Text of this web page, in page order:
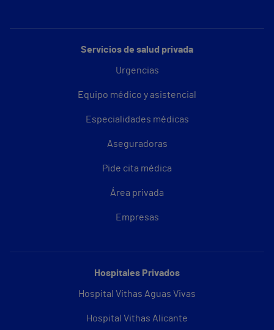
Servicios de salud privada
Urgencias
Equipo médico y asistencial
Especialidades médicas
Aseguradoras
Pide cita médica
Área privada
Empresas
Hospitales Privados
Hospital Vithas Aguas Vivas
Hospital Vithas Alicante